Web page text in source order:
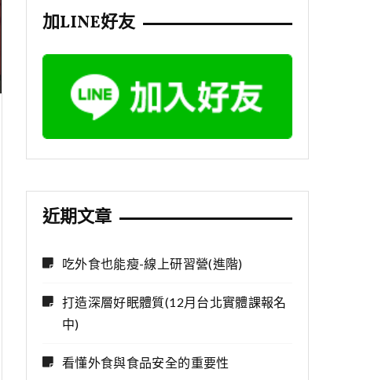
加LINE好友
近期文章
吃外食也能瘦-線上研習營(進階)
打造深層好眠體質(12月台北實體課報名
中)
看懂外食與食品安全的重要性